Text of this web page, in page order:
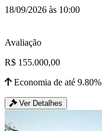
18/09/2026 às 10:00
Avaliação
R$ 155.000,00
Economia de até 9.80%
Ver Detalhes